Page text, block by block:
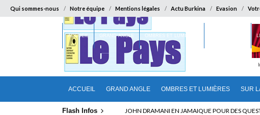
Qui sommes-nous Notre équipe Mentions légales Actu Burkina Evasion
ACCUEIL GRAND ANGLE OMBRES ET LUMIÈRES SUR
ACCUEIL GRAND ANGLE OMBRES ET LUMIÈRES
Flash Infos ELECTION DE TALON A LA TETE DU SENAT